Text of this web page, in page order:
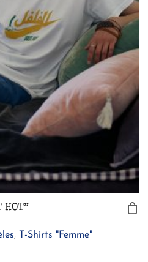
, T-Shirts "Femme"